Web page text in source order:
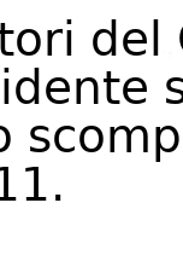
del